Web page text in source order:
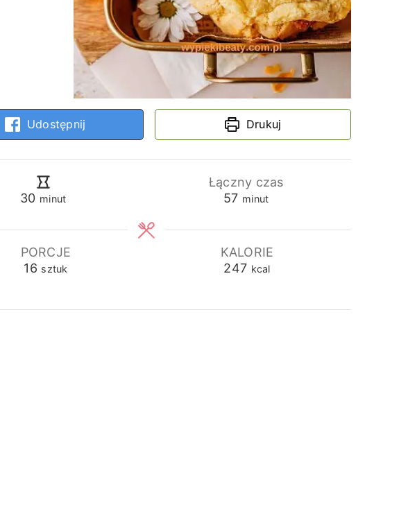
Udostępnij Drukuj
30minuty
minut
Łączny czas
57minuty
minut
PORCJE
16 sztuk
KALORIE
247 kcal